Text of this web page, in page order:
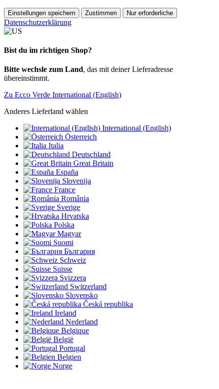
Einstellungen speichern Zustimmen Nur erforderliche
Datenschutzerklärung
Bist du im richtigen Shop?
Bitte wechsle zum Land, das mit deiner Lieferadresse
übereinstimmt.
Zu Ecco Verde International (English)
Anderes Lieferland wählen
International (English)
Österreich
Italia
Deutschland
Great Britain
España
Slovenija
France
România
Sverige
Hrvatska
Polska
Magyar
Suomi
България
Schweiz
Suisse
Svizzera
Switzerland
Slovensko
Česká republika
Ireland
Nederland
Belgique
België
Portugal
Belgien
Norge